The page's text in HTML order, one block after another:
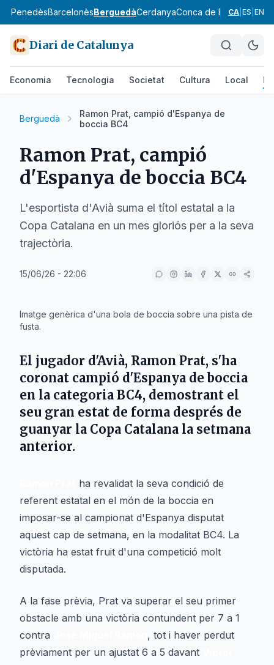
PenedèsBarcelonèsBerguedàCerdanyaConca de Barberà
CA ES EN
Diari de Catalunya
Economia Tecnologia Societat Cultura Local
Berguedà
Ramon Prat, campió d'Espanya de
boccia BC4
Ramon Prat, campió
d'Espanya de boccia BC4
L'esportista d'Avià suma el títol estatal a la
Copa Catalana en un mes gloriós per a la seva
trajectòria.
15/06/26 - 22:06
Imatge genèrica d'una bola de boccia sobre una pista de
fusta.
El jugador d'Avià, Ramon Prat, s'ha
coronat campió d'Espanya de boccia
en la categoria BC4, demostrant el
seu gran estat de forma després de
guanyar la Copa Catalana la setmana
anterior.
ha revalidat la seva condició de
referent estatal en el món de la boccia en
imposar-se al campionat d'Espanya disputat
aquest cap de setmana, en la modalitat BC4. La
victòria ha estat fruit d'una competició molt
disputada.
A la fase prèvia, Prat va superar el seu primer
obstacle amb una victòria contundent per 7 a 1
contra
, tot i haver perdut
prèviament per un ajustat 6 a 5 davant